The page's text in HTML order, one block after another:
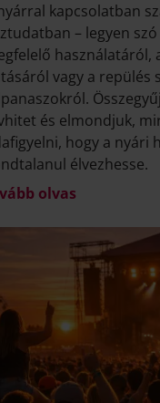
kapcsolatban
– legyen
használatáról,
vagy a repülés
és elmondjuk,
hogy a nyári
élvezhesse.
olvas